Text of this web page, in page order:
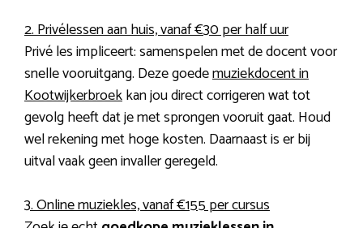
2. Privélessen aan huis, vanaf €30 per half uur
Privé les impliceert: samenspelen met de docent voor
snelle vooruitgang. Deze goedemuziekdocent in
Kootwijkerbroekkan jou direct corrigeren wat tot
gevolg heeft dat je met sprongen vooruit gaat. Houd
wel rekening met hoge kosten. Daarnaast is er bij
uitval vaak geen invaller geregeld.
3. Online muziekles, vanaf €155 per cursus